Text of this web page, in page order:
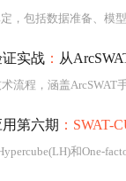
，包括数据准备、模
实战 ： 从
流程，涵盖ArcSWAT
第六期 ：SWAT-
At-a-Time(OAT)方法，以及如何通过